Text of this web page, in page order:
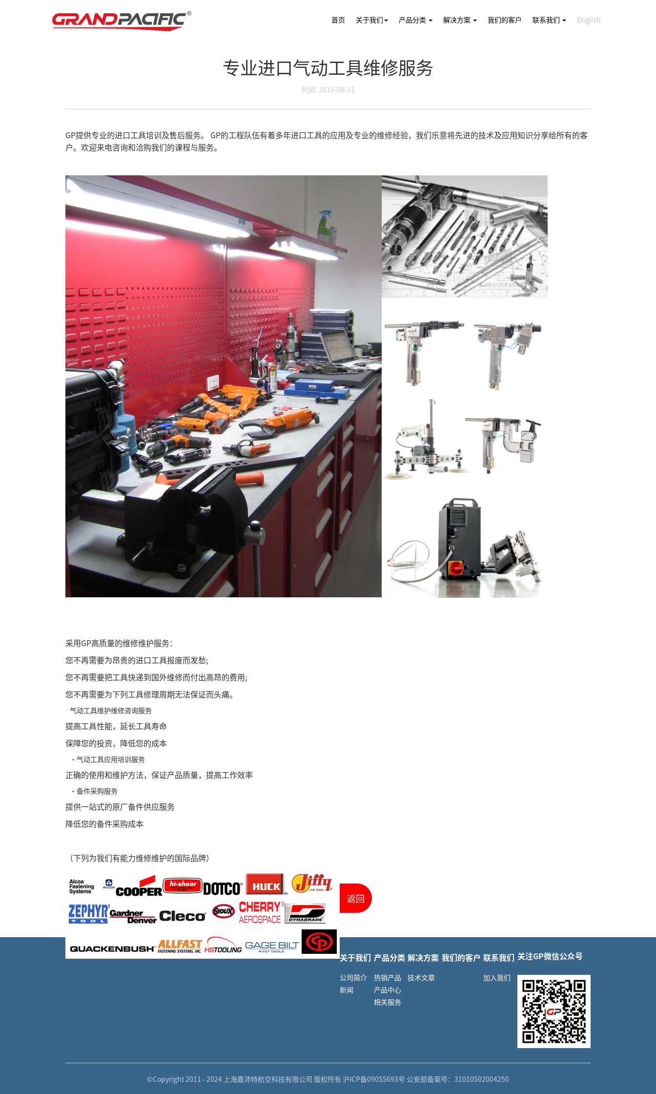
首页 关于我们 产品分类 解决方案 我们的客户 联系我们 English
专业进口气动工具维修服务
时间: 2019-08-11
GP提供专业的进口工具培训及售后服务。 GP的工程队伍有着多年进口工具的应用及专业的维修经验，我们乐意将先进的技术及应用知识分享给所有的客
户。欢迎来电咨询和洽购我们的课程与服务。
采用GP高质量的维修维护服务：
您不再需要为昂贵的进口工具报废而发愁;
您不再需要把工具快递到国外维修而付出高昂的费用;
您不再需要为下列工具修理周期无法保证而头痛。
气动工具维护维修咨询服务
提高工具性能，延长工具寿命
保障您的投资，降低您的成本
·气动工具应用培训服务
正确的使用和维护方法，保证产品质量，提高工作效率
·备件采购服务
提供一站式的原厂备件供应服务
降低您的备件采购成本
（下列为我们有能力维修维护的国际品牌）
返回
关于我们
公司简介
新闻
产品分类
热销产品
产品中心
相关服务
解决方案
技术文章
我们的客户 联系我们
加入我们
关注GP微信公众号
©Copyright 2011 - 2024 上海嘉沛特航空科技有限公司 版权所有 沪ICP备09055693号 公安部备案号：31010502004250